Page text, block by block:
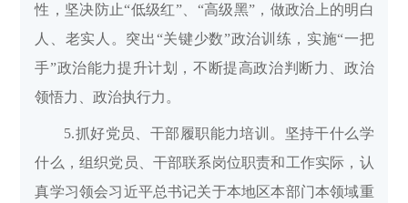
性，坚决防止“低级红”、“高级黑”，做政治上的明白
人、老实人。突出“关键少数”政治训练，实施“一把
手”政治能力提升计划，不断提高政治判断力、政治
领悟力、政治执行力。
5.抓好党员、干部履职能力培训。坚持干什么学
什么，组织党员、干部联系岗位职责和工作实际，认
真学习领会习近平总书记关于本地区本部门本领域重